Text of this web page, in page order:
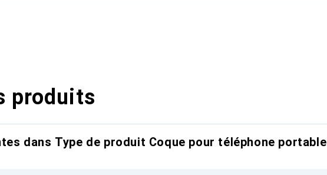
produits
dans Type de produit Coque pour téléphone portable